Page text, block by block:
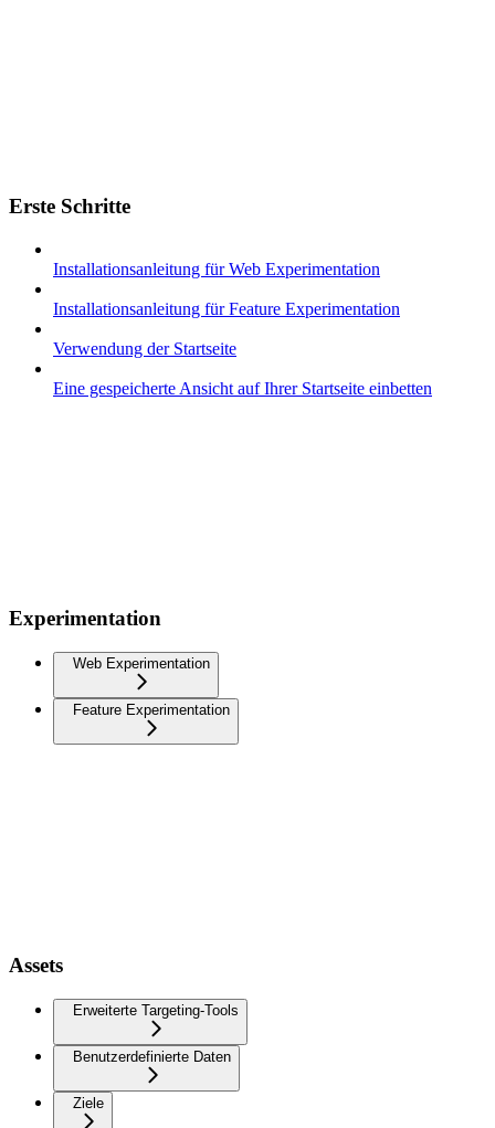
Erste Schritte
Installationsanleitung für Web Experimentation
Installationsanleitung für Feature Experimentation
Verwendung der Startseite
Eine gespeicherte Ansicht auf Ihrer Startseite einbetten
Experimentation
Web Experimentation
Feature Experimentation
Assets
Erweiterte Targeting-Tools
Benutzerdefinierte Daten
Ziele